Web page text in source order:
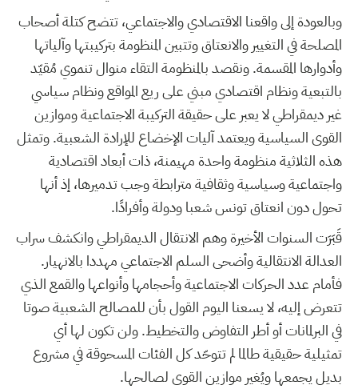
وبالعودة إلى واقعنا الاقتصادي والاجتماعي، تتضح كتلة أصحاب
المصلحة في التغيير والانعتاق وتتبين المنظومة بتركيبتها وآلياتها
وأدوارها المقسمة. ونقصد بالمنظومة التقاء منوال تنموي مُقيّد
بالتبعية ونظام اقتصادي مبني على ريع المواقع ونظام سياسي
غير ديمقراطي لا يعبر على حقيقة التركيبة الاجتماعية وموازين
القوى السياسية ويعتمد آليات الإخضاع للإرادة الشعبية. وتمثل
هذه الثلاثية منظومة واحدة مهيمنة، ذات أبعاد اقتصادية
واجتماعية وسياسية وثقافية مترابطة وجب تدميرها، إذ أنها
تحول دون انعتاق تونس شعبا ودولة وأفرادًا.
قَبَرَت السنوات الأخيرة وهم الانتقال الديمقراطي وانكشف سراب
العدالة الانتقالية وأضحى السلم الاجتماعي مهددا بالانهيار.
فأمام عدد الحركات الاجتماعية وأحجامها وأنواعها والقمع الذي
تتعرض إليه، لا يسعنا اليوم القول بأن للمصالح الشعبية صوتا
في البرلمانات أو أطر التفاوض والتخطيط. ولن تكون لها أي
تمثيلية حقيقية طالما لم تتوحّد كل الفئات المسحوقة في مشروع
بديل يجمعها ويُغير موازين القوى لصالحها.